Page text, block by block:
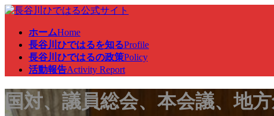
コ
キ
ッ
ナ
に
移
ホームHome
長谷川ひではるを知るProfile
長谷川ひではるの政策Policy
活動報告Activity Report
国対、議員総会、本会議、地